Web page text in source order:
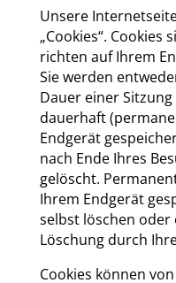
Unse­re
„Coo­kies“. Coo­kies
rich­ten auf Ihrem
Sie wer­den
Dau­er einer
dau­er­haft
End­ge­rät
nach Ende Ihres
gelöscht.
Ihrem End­ge­rät
selbst löschen
Löschung durch
Coo­kies kön­nen